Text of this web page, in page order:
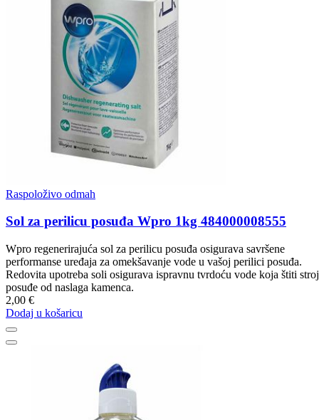
Raspoloživo odmah
Sol za perilicu posuđa Wpro 1kg 484000008555
Wpro regenerirajuća sol za perilicu posuđa osigurava savršene
performanse uređaja za omekšavanje vode u vašoj perilici posuđa.
Redovita upotreba soli osigurava ispravnu tvrdoću vode koja štiti
posuđe od naslaga kamenca.
2,00 €
Dodaj u košaricu